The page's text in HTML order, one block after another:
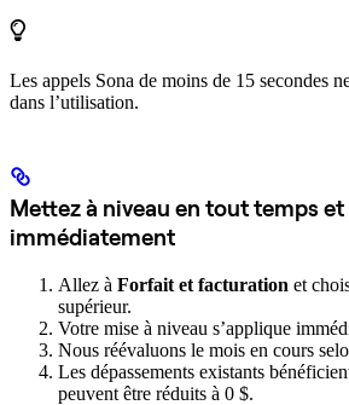
Les appels Sona de moins de 15 secondes
dans l’utilisation.
Mettez à niveau en tout temps
immédiatement
Allez à Forfait et facturation et
supérieur.
Votre mise à niveau s’applique
Nous réévaluons le mois en cours
Les dépassements existants
peuvent être réduits à 0 $.